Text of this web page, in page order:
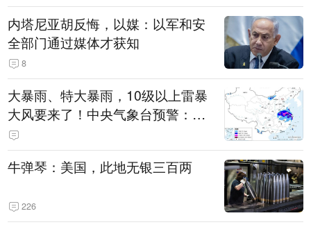
内塔尼亚胡反悔，以媒：以军和安
全部门通过媒体才获知
8
大暴雨、特大暴雨，10级以上雷暴
大风要来了！中央气象台预警：今
天到明天，浙江、安徽有特大暴雨
牛弹琴：美国，此地无银三百两
226